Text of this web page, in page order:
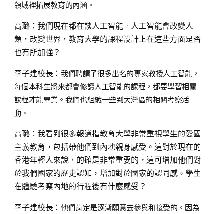
領域裡拓展教育的內涵。
高璐：我們現在都在談人工智能，人工智能會改變人
類，改變世界，教育大學的課程設計上在這些方面是否
也有所加強？
李子建校長：我們聘請了很多出名的專家教授人工智能，
每個本科生將來都會修讀人工智能的課程，都要學習相關
課程才能畢業。我們也組織一些到大灣區的相關考察活
動。
高璐：我看到很多報道指教育大學非常重視學生的愛國
主義教育，包括帶他們到內地親身感受。這對於現在的
香港年輕人來說，的確是非常重要的，這可增加他們對
於我們國家的歷史認知，增加對於國家的認同感。學生
在體驗考察內地的行程後有什麼感受？
李子建校長：他們肯定是逐漸願意去參與和接受的。因為